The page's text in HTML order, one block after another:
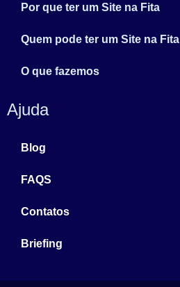
Por que ter um Site na Fita
Quem pode ter um Site na Fita
O que fazemos
Ajuda
Blog
FAQS
Contatos
Briefing